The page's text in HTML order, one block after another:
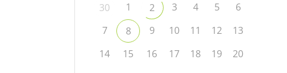
30 1 2 3 4 5
6
7
8 9 10 11 12
13
14
15 16 17 18 19
20